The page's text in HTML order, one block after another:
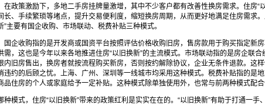
在政策激励下，多地二手房挂牌量激增，其中不少客户都有改善性换房需求。住房“
长、手续繁琐等堵点，提升交易便利度，缩短换房周期，从而更好地满足住房需求
”主要有国企收购、市场联动、税费补贴三种模式。
国企收购指的是开发商或国资平台按照评估价格收购旧房，售房款用于购买指定新
需，这也是今年以来各地推进住房“以旧换新”的主流模式。市场联动指的是房企联
内旧房售出，换房者就按流程购买新房，否则按约解除协议，企业无条件退款。这
违约的后顾之忧。上海、广州、深圳等一线城市均采用这种模式。税费补贴指的是
品住房的个人或家庭给予一定补贴。这种模式除单独使用外，也常与前两种模式配合
种模式，住房“以旧换新”带来的政策红利是实实在在的。“以旧换新”有助于打通一手